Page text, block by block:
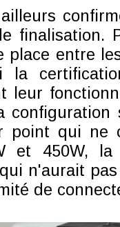
finalisation.
place entre
la
leur
point qui ne
et 450W,
n'aurait
de